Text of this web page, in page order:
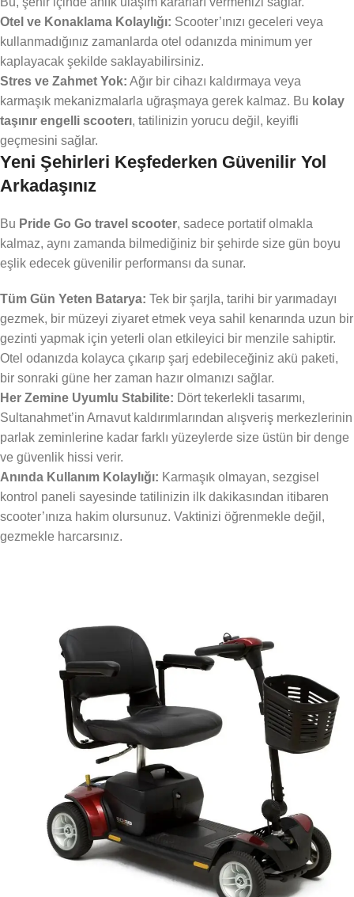
Otel ve Konaklama Kolaylığı: Scooter’ınızı geceleri veya
kullanmadığınız zamanlarda otel odanızda minimum yer
kaplayacak şekilde saklayabilirsiniz.
Stres ve Zahmet Yok: Ağır bir cihazı kaldırmaya veya
karmaşık mekanizmalarla uğraşmaya gerek kalmaz. Bu kolay
taşınır engelli scooterı, tatilinizin yorucu değil, keyifli
geçmesini sağlar.
Yeni Şehirleri Keşfederken Güvenilir Yol
Arkadaşınız
Bu Pride Go Go travel scooter, sadece portatif olmakla
kalmaz, aynı zamanda bilmediğiniz bir şehirde size gün boyu
eşlik edecek güvenilir performansı da sunar.
Tüm Gün Yeten Batarya: Tek bir şarjla, tarihi bir yarımadayı
gezmek, bir müzeyi ziyaret etmek veya sahil kenarında uzun bir
gezinti yapmak için yeterli olan etkileyici bir menzile sahiptir.
Otel odanızda kolayca çıkarıp şarj edebileceğiniz akü paketi,
bir sonraki güne her zaman hazır olmanızı sağlar.
Her Zemine Uyumlu Stabilite: Dört tekerlekli tasarımı,
Sultanahmet’in Arnavut kaldırımlarından alışveriş merkezlerinin
parlak zeminlerine kadar farklı yüzeylerde size üstün bir denge
ve güvenlik hissi verir.
Anında Kullanım Kolaylığı: Karmaşık olmayan, sezgisel
kontrol paneli sayesinde tatilinizin ilk dakikasından itibaren
scooter’ınıza hakim olursunuz. Vaktinizi öğrenmekle değil,
gezmekle harcarsınız.